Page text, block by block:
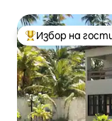
Най-популярен
Избор на